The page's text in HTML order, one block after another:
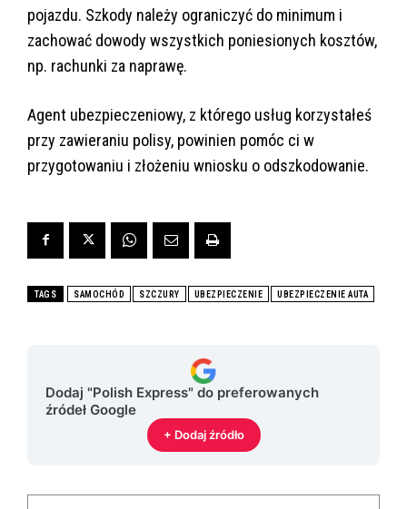
pojazdu. Szkody należy ograniczyć do minimum i
zachować dowody wszystkich poniesionych kosztów,
np. rachunki za naprawę.
Agent ubezpieczeniowy, z którego usług korzystałeś
przy zawieraniu polisy, powinien pomóc ci w
przygotowaniu i złożeniu wniosku o odszkodowanie.
TAGS SAMOCHÓD SZCZURY UBEZPIECZENIE UBEZPIECZENIE AUTA
Dodaj "Polish Express" do preferowanych
źródeł Google
+ Dodaj źródło